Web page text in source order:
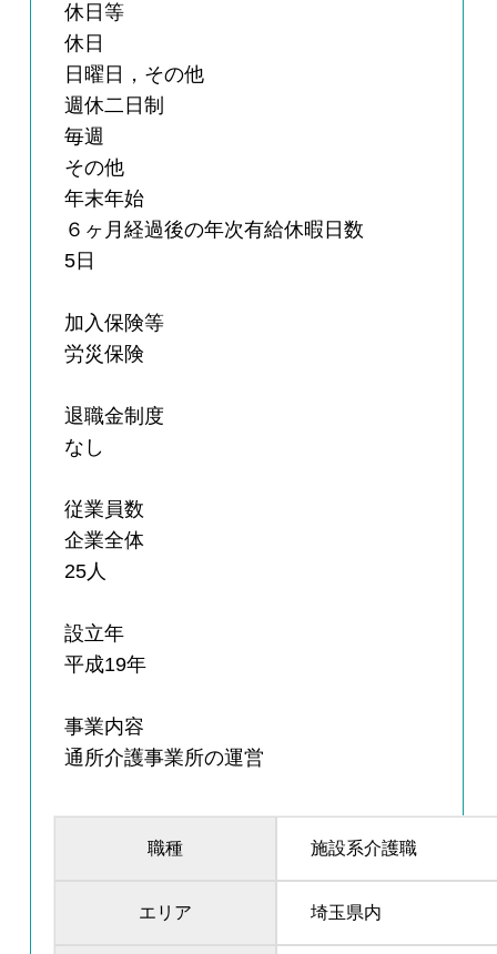
休日等
休日
日曜日，その他
週休二日制
毎週
その他
年末年始
６ヶ月経過後の年次有給休暇日数
5日
加入保険等
労災保険
退職金制度
なし
従業員数
企業全体
25人
設立年
平成19年
事業内容
通所介護事業所の運営
職種 施設系介護職
エリア 埼玉県内